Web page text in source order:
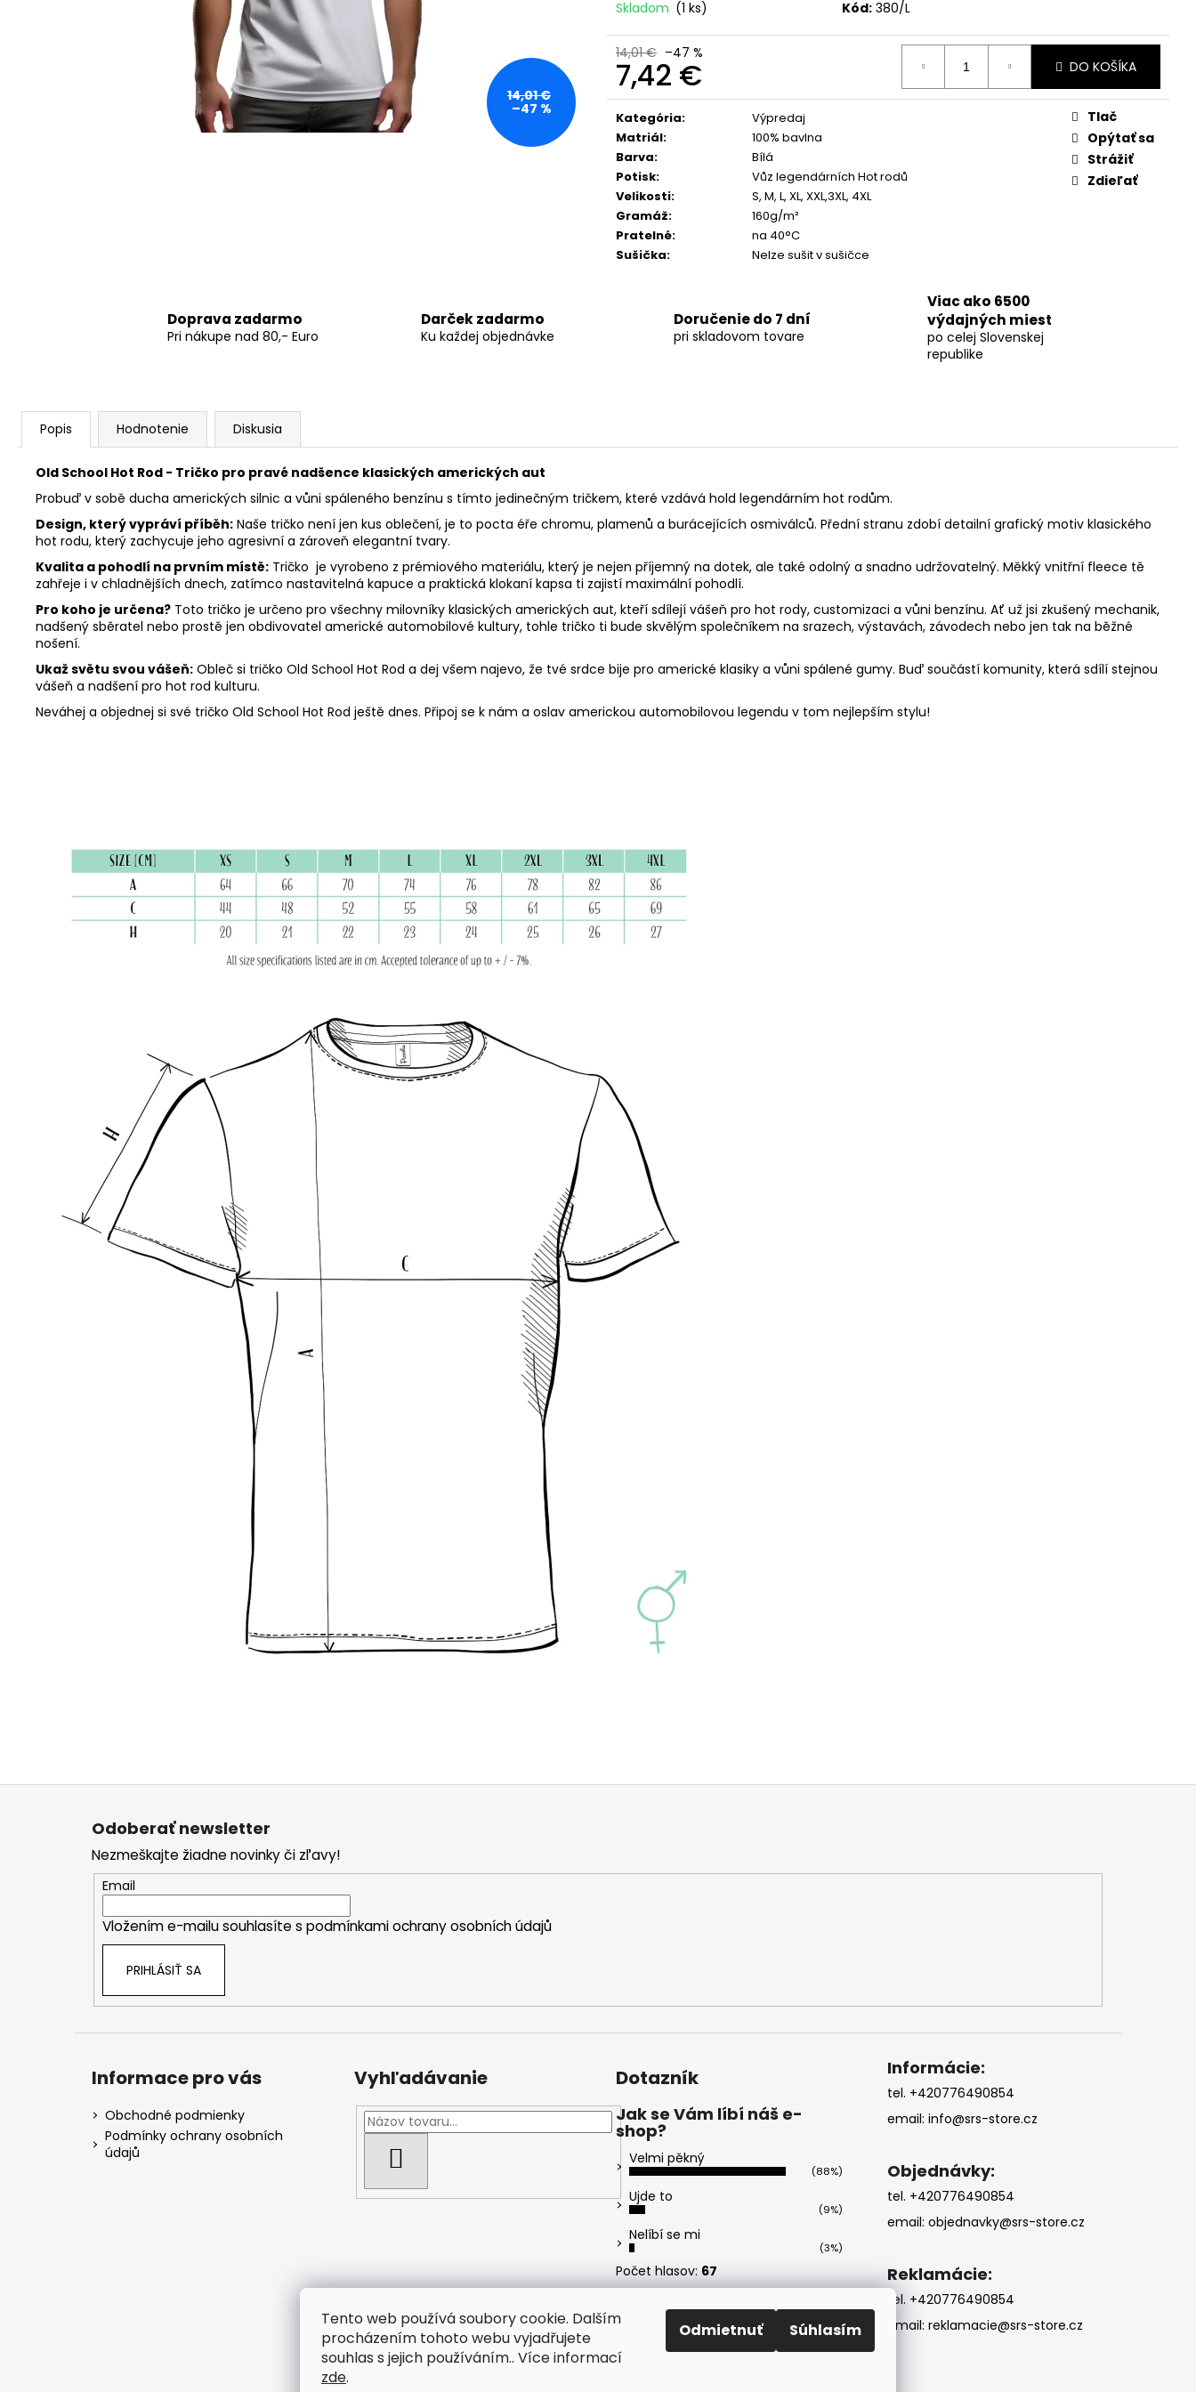
Tento web používá soubory cookie. Dalším
procházením tohoto webu vyjadřujete
souhlas s jejich používáním.. Více informací
zde.
Odmietnuť Súhlasím
Skladom (1 ks) Kód: 380/L
14,01 € –47 %
7,42 €
Jednotková
cena:
DO KOŠÍKA
Kategória:
Výpredaj
Matriál:
100% bavlna
Barva:
Bílá
Potisk:
Vůz legendárních Hot rodů
Velikosti:
S, M, L, XL, XXL,3XL, 4XL
Gramáž:
160g/m²
Pratelné:
na 40°C
Sušička: Nelze sušit v sušičce
Tlač
Opýtať sa
Strážiť
Zdieľať
14,01 €
–47 %
Doprava zadarmo
Pri nákupe nad 80,- Euro
Darček zadarmo
Ku každej objednávke
Doručenie do 7 dní
pri skladovom tovare
Viac ako 6500
výdajných miest
po celej Slovenskej
republike
Popis Hodnotenie Diskusia
Old School Hot Rod - Tričko pro pravé nadšence klasických amerických aut
Probuď v sobě ducha amerických silnic a vůni spáleného benzínu s tímto jedinečným tričkem, které vzdává hold legendárním hot rodům.
Design, který vypráví příběh: Naše tričko není jen kus oblečení, je to pocta éře chromu, plamenů a burácejících osmiválců. Přední stranu zdobí detailní grafický motiv klasického
hot rodu, který zachycuje jeho agresivní a zároveň elegantní tvary.
Kvalita a pohodlí na prvním místě: Tričko je vyrobeno z prémiového materiálu, který je nejen příjemný na dotek, ale také odolný a snadno udržovatelný. Měkký vnitřní fleece tě
zahřeje i v chladnějších dnech, zatímco nastavitelná kapuce a praktická klokaní kapsa ti zajistí maximální pohodlí.
Pro koho je určena? Toto tričko je určeno pro všechny milovníky klasických amerických aut, kteří sdílejí vášeň pro hot rody, customizaci a vůni benzínu. Ať už jsi zkušený mechanik,
nadšený sběratel nebo prostě jen obdivovatel americké automobilové kultury, tohle tričko ti bude skvělým společníkem na srazech, výstavách, závodech nebo jen tak na běžné
nošení.
Ukaž světu svou vášeň: Obleč si tričko Old School Hot Rod a dej všem najevo, že tvé srdce bije pro americké klasiky a vůni spálené gumy. Buď součástí komunity, která sdílí stejnou
vášeň a nadšení pro hot rod kulturu.
Neváhej a objednej si své tričko Old School Hot Rod ještě dnes. Připoj se k nám a oslav americkou automobilovou legendu v tom nejlepším stylu!
190,40 €
Z
Odoberať newsletter
Nezmeškajte žiadne novinky či zľavy!
Email
Vložením e-mailu souhlasíte s podmínkami ochrany osobních údajů
PRIHLÁSIŤ SA
Informace pro vás
Obchodné podmienky
Podmínky ochrany osobních
údajů
Vyhľadávanie Dotazník
Jak se Vám líbí náš e-
shop?
Velmi pěkný
(88%)
Ujde to
(9%)
Nelíbí se mi
(3%)
Počet hlasov: 67
Informácie:
tel. +420776490854
email: info@srs-store.cz
Objednávky:
tel. +420776490854
email: objednavky@srs-store.cz
Reklamácie:
tel. +420776490854
email: reklamacie@srs-store.cz